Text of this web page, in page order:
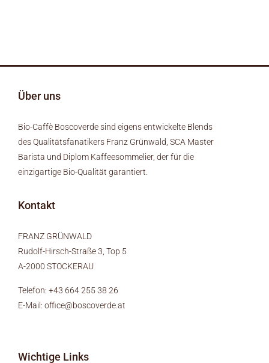
Über uns
Bio-Caffè Boscoverde sind eigens entwickelte Blends
des Qualitätsfanatikers Franz Grünwald, SCA Master
Barista und Diplom Kaffeesommelier, der für die
einzigartige Bio-Qualität garantiert.
Kontakt
FRANZ GRÜNWALD
Rudolf-Hirsch-Straße 3, Top 5
A-2000 STOCKERAU
Telefon: +43 664 255 38 26
E-Mail: office@boscoverde.at
Wichtige Links